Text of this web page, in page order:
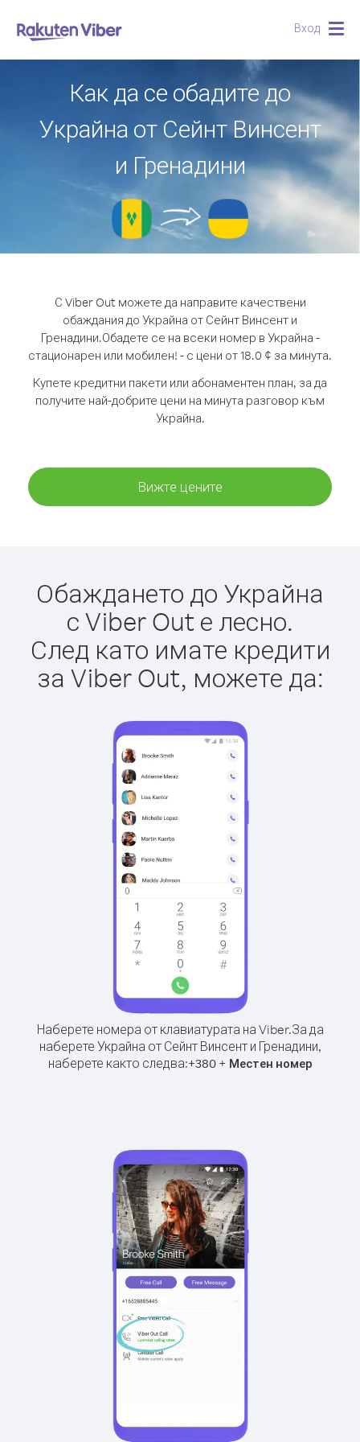
Вход
Как да се обадите до
Украйна от Сейнт Винсент
и Гренадини
С Viber Out можете да направите качествени
обаждания до Украйна от Сейнт Винсент и
Гренадини.Обадете се на всеки номер в Украйна -
стационарен или мобилен! - с цени от 18.0 ¢ за минута.
Купете кредитни пакети или абонаментен план, за да
получите най-добрите цени на минута разговор към
Украйна.
Вижте цените
Обаждането до Украйна
с Viber Out е лесно.
След като имате кредити
за Viber Out, можете да:
Наберете номера от клавиатурата на Viber.За да
наберете Украйна от Сейнт Винсент и Гренадини,
наберете както следва:+380+ Местен номер